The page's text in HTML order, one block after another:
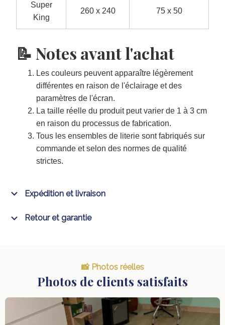
Super
King
260 x 240 75 x 50
📝 Notes avant l'achat
Les couleurs peuvent apparaître légèrement
différentes en raison de l'éclairage et des
paramètres de l'écran.
La taille réelle du produit peut varier de 1 à 3 cm
en raison du processus de fabrication.
Tous les ensembles de literie sont fabriqués sur
commande et selon des normes de qualité
strictes.
Expédition et livraison
Retour et garantie
📸 Photos réelles
Photos de clients satisfaits